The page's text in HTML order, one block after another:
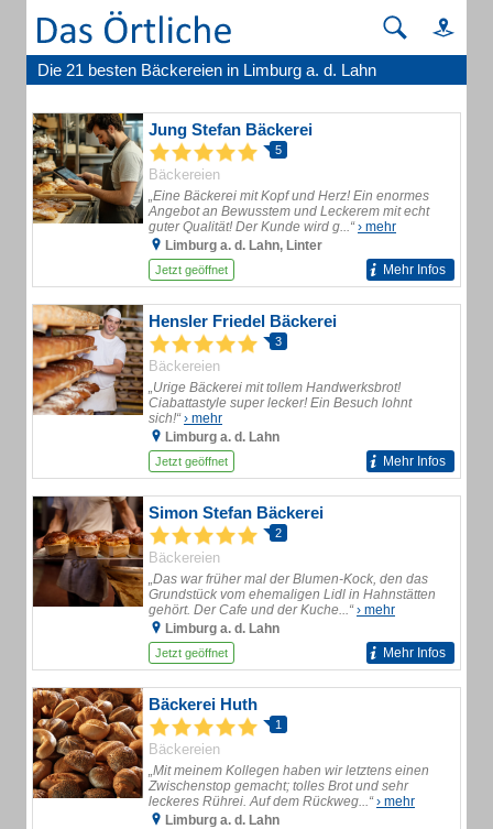
Die 21 besten Bäckereien in Limburg a. d. Lahn
Jung Stefan Bäckerei
5
Bäckereien
„Eine Bäckerei mit Kopf und Herz! Ein enormes
Angebot an Bewusstem und Leckerem mit echt
guter Qualität! Der Kunde wird g...“› mehr
Limburg a. d. Lahn, Linter
Jetzt geöffnet Mehr Infos
Hensler Friedel Bäckerei
3
Bäckereien
„Urige Bäckerei mit tollem Handwerksbrot!
Ciabattastyle super lecker! Ein Besuch lohnt
sich!“› mehr
Limburg a. d. Lahn
Jetzt geöffnet Mehr Infos
Simon Stefan Bäckerei
2
Bäckereien
„Das war früher mal der Blumen-Kock, den das
Grundstück vom ehemaligen Lidl in Hahnstätten
gehört. Der Cafe und der Kuche...“› mehr
Limburg a. d. Lahn
Jetzt geöffnet Mehr Infos
Bäckerei Huth
1
Bäckereien
„Mit meinem Kollegen haben wir letztens einen
Zwischenstop gemacht; tolles Brot und sehr
leckeres Rührei. Auf dem Rückweg...“› mehr
Limburg a. d. Lahn